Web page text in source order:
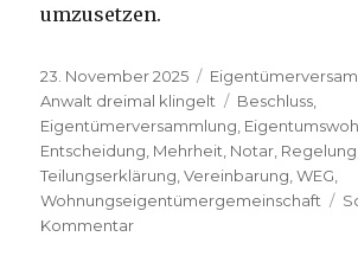
umzusetzen.
Veröffentlicht
am
23. November 2025 Kategorien
Anwalt dreimal klingelt
Schlagwörter
Beschluss
Eigentümerversammlung
Entscheidung Mehrheit Notar Regelung
Teilungserklärung ,Vereinbarung ,WEG
Wohnungseigentümergemeinschaft
Kommentarzu